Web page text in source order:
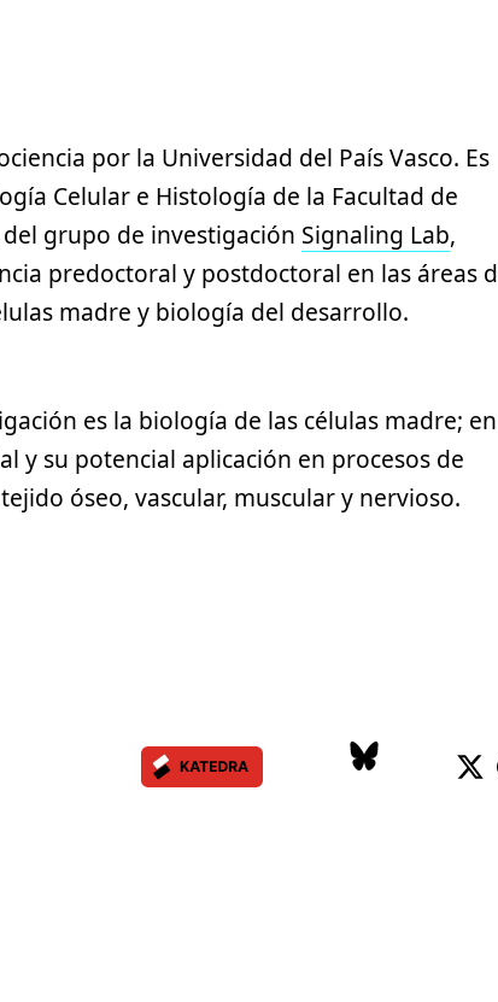
por la Universidad del País Vasco. Es
Celular e Histología de la Facultad de
grupo de investigación Signaling Lab,
predoctoral y postdoctoral en las áreas
madre y biología del desarrollo.
es la biología de las células madre; en
y su potencial aplicación en procesos de
óseo, vascular, muscular y nervioso.